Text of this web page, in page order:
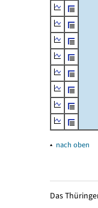
▴ nach oben
Das